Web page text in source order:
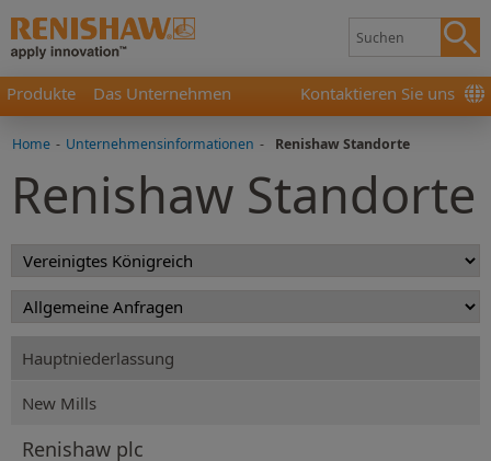
Produkte Das Unternehmen Kontaktieren Sie uns
Home - Unternehmensinformationen - Renishaw Standorte
Renishaw Standorte
Hauptniederlassung
New Mills
Renishaw plc